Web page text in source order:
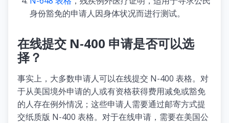
身份豁免的申请人因身体状况而进行测试。
在线提交 N-400 申请是否可以选
择？
事实上，大多数申请人可以在线提交 N-400 表格。对
于从美国境外申请的人或有资格获得费用减免或豁免
的人存在例外情况；这些申请人需要通过邮寄方式提
交纸质版 N-400 表格。对于在线申请，需要在美国公